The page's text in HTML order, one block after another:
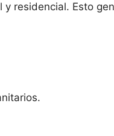
residencial. Esto